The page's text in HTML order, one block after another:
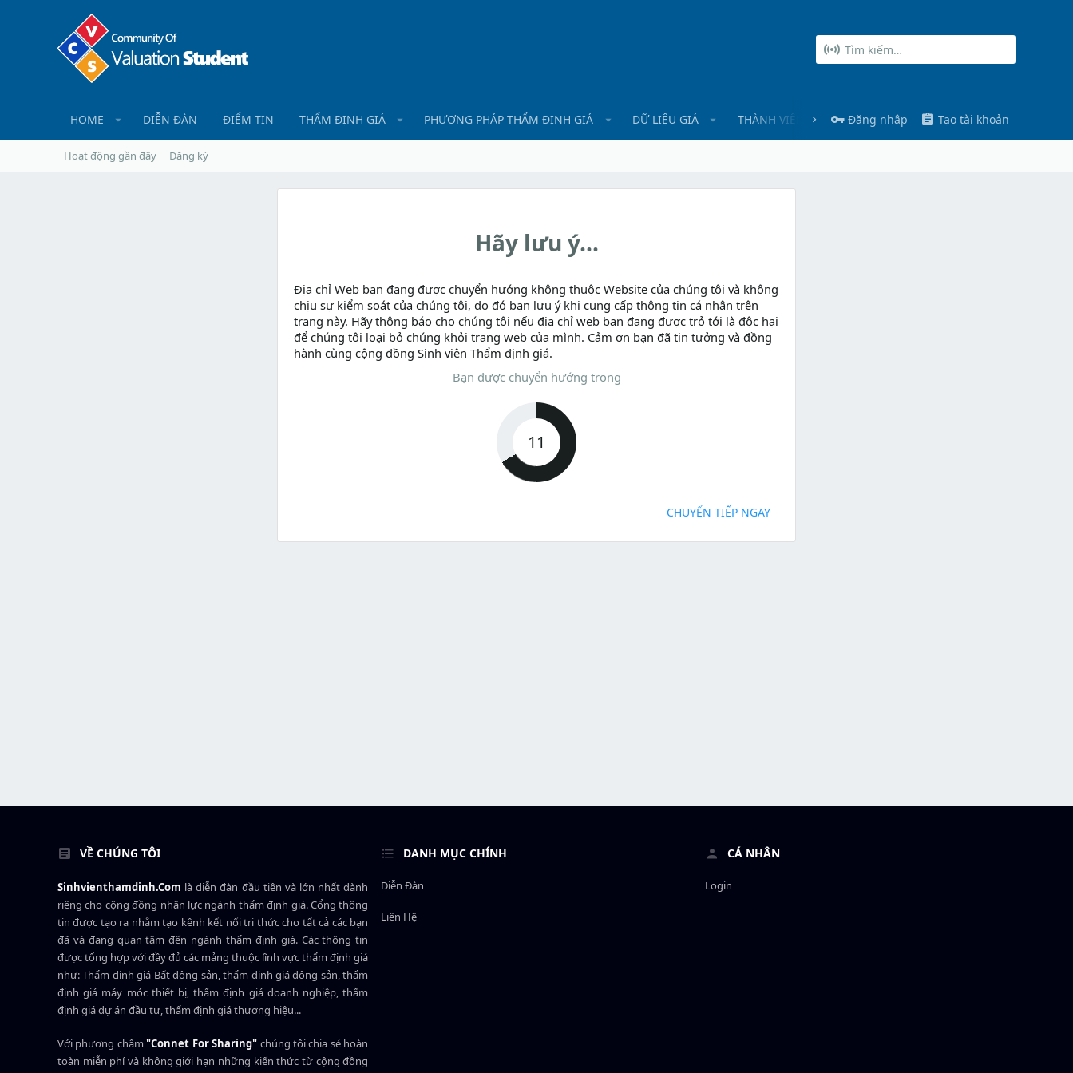
HOME DIỄN ĐÀN ĐIỂM TIN THẨM ĐỊNH GIÁ PHƯƠNG PHÁP THẨM ĐỊNH GIÁ DỮ LIỆU GIÁ THÀNH VIÊN Đăng nhập Tạo tài khoản
Hoạt động gần đây Đăng ký
Hãy lưu ý...
Địa chỉ Web bạn đang được chuyển hướng không thuộc Website của chúng tôi và không
chịu sự kiểm soát của chúng tôi, do đó bạn lưu ý khi cung cấp thông tin cá nhân trên
trang này. Hãy thông báo cho chúng tôi nếu địa chỉ web bạn đang được trỏ tới là độc hại
để chúng tôi loại bỏ chúng khỏi trang web của mình. Cảm ơn bạn đã tin tưởng và đồng
hành cùng cộng đồng Sinh viên Thẩm định giá.
Bạn được chuyển hướng trong
11
CHUYỂN TIẾP NGAY
VỀ CHÚNG TÔI
Sinhvienthamdinh.Com là diễn đàn đầu tiên và lớn nhất dành
riêng cho cộng đồng nhân lực ngành thẩm định giá. Cổng thông
tin được tạo ra nhằm tạo kênh kết nối tri thức cho tất cả các bạn
đã và đang quan tâm đến ngành thẩm định giá. Các thông tin
được tổng hợp với đầy đủ các mảng thuộc lĩnh vực thẩm định giá
như: Thẩm định giá Bất động sản, thẩm định giá động sản, thẩm
định giá máy móc thiết bị, thẩm định giá doanh nghiệp, thẩm
định giá dự án đầu tư, thẩm định giá thương hiệu...
Với phương châm"Connet For Sharing" chúng tôi chia sẻ hoàn
toàn miễn phí và không giới hạn những kiến thức từ cộng đồng
DANH MỤC CHÍNH
Diễn Đàn
Liên Hệ
CÁ NHÂN
Login